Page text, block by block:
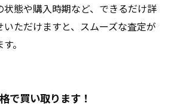
態や購入時期など、できるだけ詳
いただけますと、スムーズな査定が
。
で買い取ります！